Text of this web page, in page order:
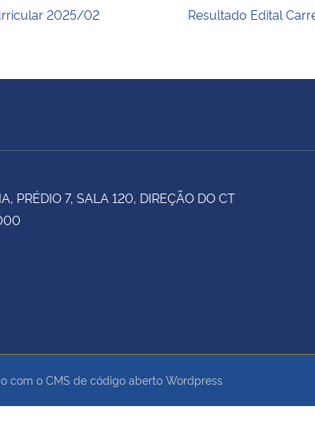
2025/02 Resultado Edital
PRÉDIO 7, SALA 120, DIREÇÃO DO CT
com o CMS de código aberto Wordpress